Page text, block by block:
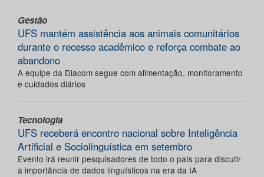
Gestão
UFS mantém assistência aos animais comunitários
durante o recesso acadêmico e reforça combate ao
abandono
A equipe da Diacom segue com alimentação, monitoramento
e cuidados diários
Tecnologia
UFS receberá encontro nacional sobre Inteligência
Artificial e Sociolinguística em setembro
Evento irá reunir pesquisadores de todo o país para discutir
a importância de dados linguísticos na era da IA